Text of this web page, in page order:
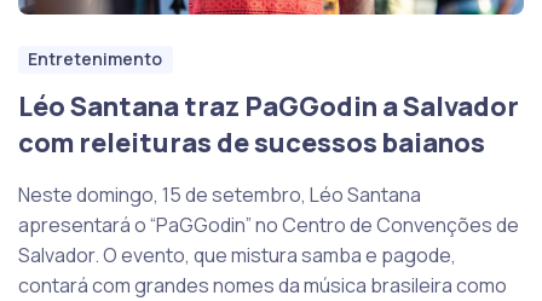
Entretenimento
Léo Santana traz PaGGodin a Salvador
com releituras de sucessos baianos
Neste domingo, 15 de setembro, Léo Santana
apresentará o “PaGGodin” no Centro de Convenções de
Salvador. O evento, que mistura samba e pagode,
contará com grandes nomes da música brasileira como